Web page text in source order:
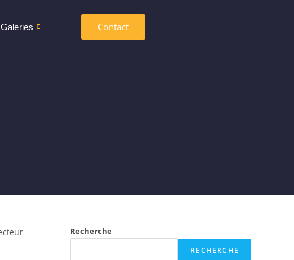
Galeries Contact
Recherche
RECHERCHE